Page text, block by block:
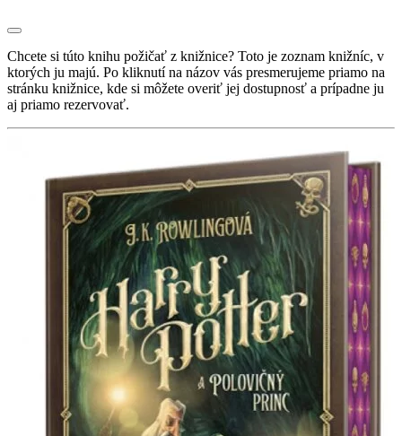
Chcete si túto knihu požičať z knižnice? Toto je zoznam knižníc, v
ktorých ju majú. Po kliknutí na názov vás presmerujeme priamo na
stránku knižnice, kde si môžete overiť jej dostupnosť a prípadne ju
aj priamo rezervovať.